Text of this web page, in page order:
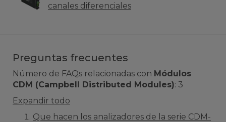
canales diferenciales
Preguntas frecuentes
Número de FAQs relacionadas con Módulos
CDM (Campbell Distributed Modules): 3
Expandir todo
Que hacen los analizadores de la serie CDM-